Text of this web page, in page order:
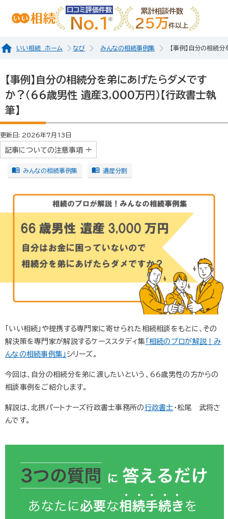
口コミ評価件数
No.1
累計相談件数
25万件以上
いい相続 ホーム なび みんなの相続事例集 【事例】自分の相続
【事例】自分の相続分を弟にあげたらダメです
か？（66歳男性 遺産3,000万円）【行政書士執
筆】
更新日: 2026年7月13日
記事についての注意事項
みんなの相続事例集 遺産分割
「いい相続」や提携する専門家に寄せられた相続相談をもとに、その
解決策を専門家が解説するケーススタディ集 「相続のプロが解説！み
んなの相続事例集」 シリーズ。
今回は、自分の相続分を弟に渡したいという、66歳男性の方からの
相談事例をご紹介します。
解説は、北摂パートナーズ行政書士事務所の行政書士 ・松尾 武将さ
んです。